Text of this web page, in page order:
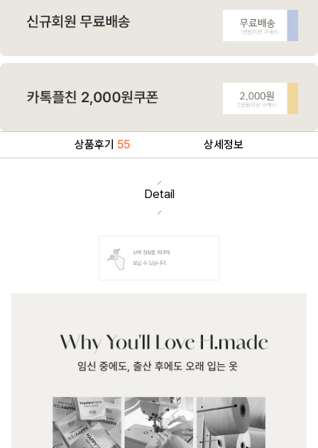
상품후기 55 상세정보
Detail
상세 정보를 확대해
보실 수 있습니다.